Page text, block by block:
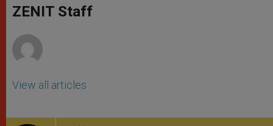
p
p
g
e
o
k
ZENIT Staff
View all articles